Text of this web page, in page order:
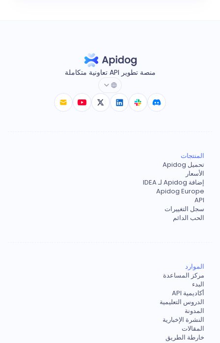
منصة تطوير API تعاونية متكاملة
المنتجات
تحميل Apidog
الأسعار
إضافة Apidog لـ IDEA
Apidog Europe
API
سجل التغييرات
الحب الدائم
الموارد
مركز المساعدة
البدء
أكاديمية API
الدروس التعليمية
المدونة
النشرة الإخبارية
المقالات
خارطة الطريق